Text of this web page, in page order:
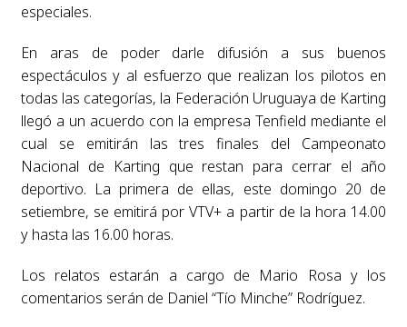
especiales.
En aras de poder darle difusión a sus buenos
espectáculos y al esfuerzo que realizan los pilotos en
todas las categorías, la Federación Uruguaya de Karting
llegó a un acuerdo con la empresa Tenfield mediante el
cual se emitirán las tres finales del Campeonato
Nacional de Karting que restan para cerrar el año
deportivo. La primera de ellas, este domingo 20 de
setiembre, se emitirá por VTV+ a partir de la hora 14.00
y hasta las 16.00 horas.
Los relatos estarán a cargo de Mario Rosa y los
comentarios serán de Daniel “Tío Minche” Rodríguez.